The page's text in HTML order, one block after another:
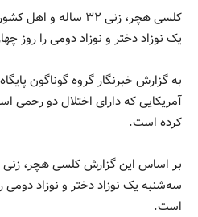
کلسی هچر، زنی ۳۲
یک نوزاد دختر و نوزاد دومی را روز
به گزارش خبرنگار گروه گوناگون
آمریکایی که دارای اختلال دو رحمی
کرده است.
سه‌شنبه یک نوزاد دختر و نوزاد دومی
است.